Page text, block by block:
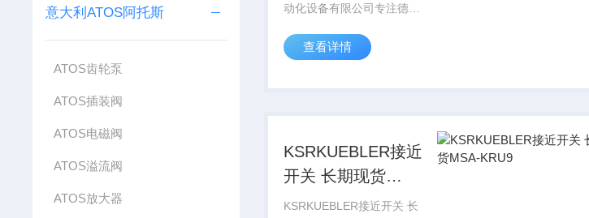
意大利ATOS阿托斯
ATOS齿轮泵
ATOS插装阀
ATOS电磁阀
ATOS溢流阀
ATOS放大器
动化设备有限公司专注德国
价格优。我们直接从工厂拿
工厂给我们提供固定折扣，
查看详情
KSRKUEBLER接近
开关 长期现货
MSA-KRU9
KSRKUEBLER接近开关 长